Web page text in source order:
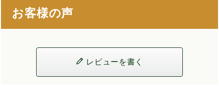
お客様の声
レビューを書く